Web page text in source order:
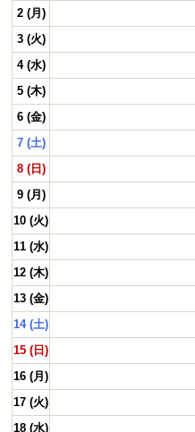
リンク集
2 (月)
3 (火)
4 (水)
5 (木)
6 (金)
7 (土)
8 (日)
9 (月)
10 (火)
11 (水)
12 (木)
13 (金)
14 (土)
15 (日)
16 (月)
17 (火)
18 (水)